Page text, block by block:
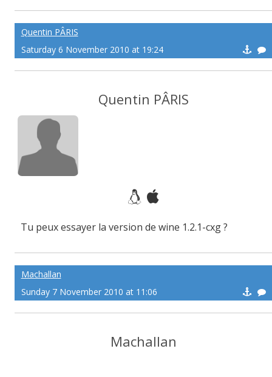
Quentin PÂRIS
Saturday 6 November 2010 at 19:24
Quentin PÂRIS
Tu peux essayer la version de wine 1.2.1-cxg ?
Machallan
Sunday 7 November 2010 at 11:06
Machallan